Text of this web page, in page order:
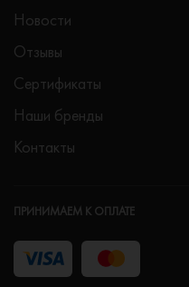
Новости
Отзывы
Сертификаты
Наши бренды
Контакты
ПРИНИМАЕМ К ОПЛАТЕ